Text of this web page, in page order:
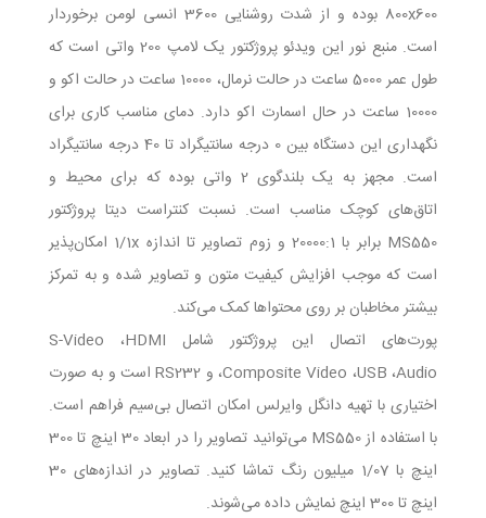
800x600 بوده و از شدت روشنایی 3600 انسی لومن برخوردار
است. منبع نور این ویدئو پروژکتور یک لامپ 200 واتی است که
طول عمر 5000 ساعت در حالت نرمال، 10000 ساعت در حالت اکو و
10000 ساعت در حال اسمارت اکو دارد. دمای مناسب کاری برای
نگهداری این دستگاه بین 0 درجه سانتیگراد تا 40 درجه سانتیگراد
است. مجهز به یک بلندگوی 2 واتی بوده که برای محیط و
اتاق‌های کوچک مناسب است. نسبت کنتراست دیتا پروژکتور
MS550 برابر با 20000:1 و زوم تصاویر تا اندازه 1/1x امکان‌پذیر
است که موجب افزایش کیفیت متون و تصاویر شده و به تمرکز
بیشتر مخاطبان بر روی محتوا‌ها کمک می‌کند.
پورت‌های اتصال این پروژکتور شامل S-Video ،HDMI
،Composite Video ،USB ،Audio و RS232 است و به صورت
اختیاری با تهیه دانگل وایرلس امکان اتصال بی‌سیم فراهم است.
با استفاده از MS550 می‌توانید تصاویر را در ابعاد 30 اینچ تا 300
اینچ با 1/07 میلیون رنگ تماشا کنید. تصاویر در اندازه‌های 30
اینچ تا 300 اینچ نمایش داده می‌شوند.